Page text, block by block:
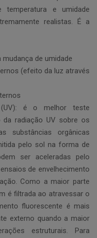
e umidade
realistas. É a
de umidade
(efeito da luz através
(UV): é o melhor teste
da radiação UV sobre os
substâncias orgânicas
pelo sol na forma de
ser aceleradas pelo
de envelhecimento
Como a maior parte
é filtrada ao atravessar o
fluorescente é mais
externo quando a maior
estruturais. Para